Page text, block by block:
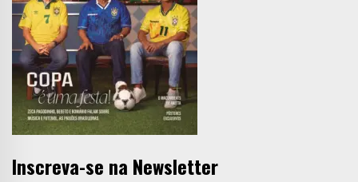
Inscreva-se na Newsletter